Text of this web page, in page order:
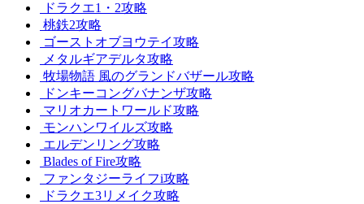
ドラクエ1・2攻略
桃鉄2攻略
ゴーストオブヨウテイ攻略
メタルギアデルタ攻略
牧場物語 風のグランドバザール攻略
ドンキーコングバナンザ攻略
マリオカートワールド攻略
モンハンワイルズ攻略
エルデンリング攻略
Blades of Fire攻略
ファンタジーライフi攻略
ドラクエ3リメイク攻略